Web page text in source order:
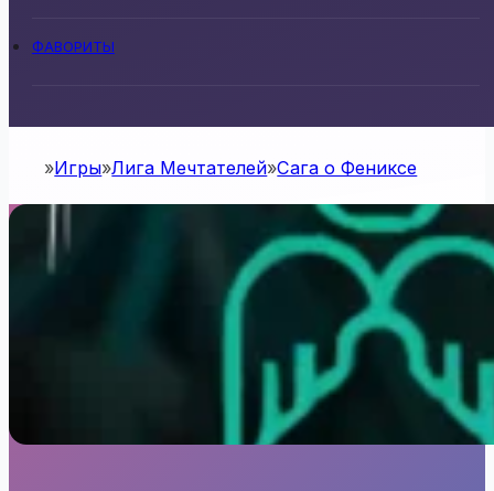
ФАВОРИТЫ
Home
Игры Лига Мечтателей Сага о Фениксе